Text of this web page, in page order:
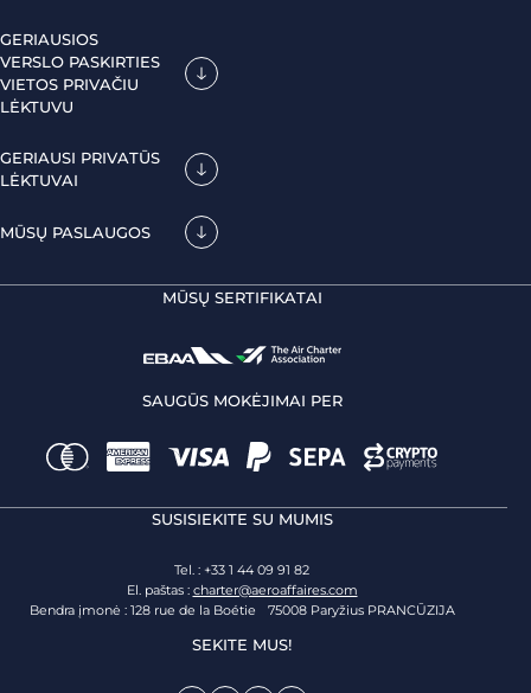
GERIAUSIOS
VERSLO PASKIRTIES
VIETOS PRIVAČIU
LĖKTUVU
GERIAUSI PRIVATŪS
LĖKTUVAI
MŪSŲ PASLAUGOS
MŪSŲ SERTIFIKATAI
SAUGŪS MOKĖJIMAI PER
SUSISIEKITE SU MUMIS
Tel. : +33 1 44 09 91 82
El. paštas : charter@aeroaffaires.com
Bendra įmonė : 128 rue de la Boétie 75008 Paryžius PRANCŪZIJA
SEKITE MUS!